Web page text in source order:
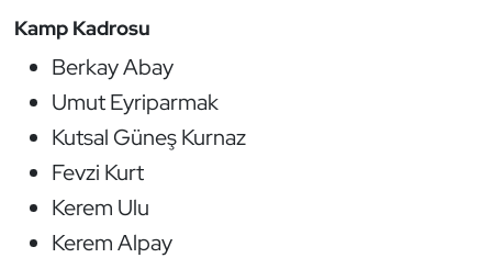
Kamp Kadrosu
Berkay Abay
Umut Eyriparmak
Kutsal Güneş Kurnaz
Fevzi Kurt
Kerem Ulu
Kerem Alpay